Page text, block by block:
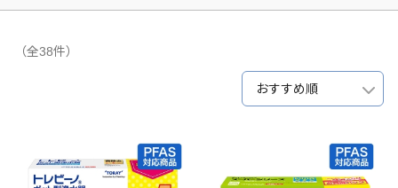
（全38件）
おすすめ順